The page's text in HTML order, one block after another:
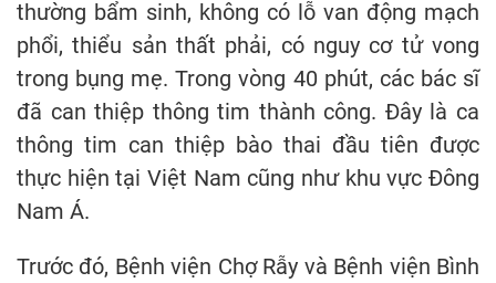
thường bẩm sinh, không có lỗ van động mạch
phổi, thiểu sản thất phải, có nguy cơ tử vong
trong bụng mẹ. Trong vòng 40 phút, các bác sĩ
đã can thiệp thông tim thành công. Đây là ca
thông tim can thiệp bào thai đầu tiên được
thực hiện tại Việt Nam cũng như khu vực Đông
Nam Á.
Trước đó, Bệnh viện Chợ Rẫy và Bệnh viện Bình